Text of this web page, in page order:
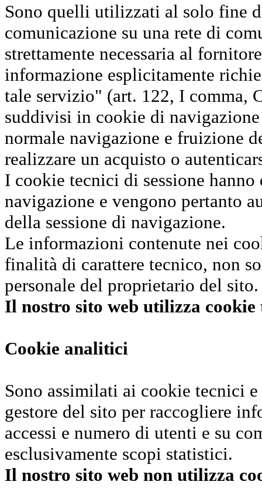
Sono quelli utilizzati al solo fine
comunicazione su una rete di
strettamente necessaria al
informazione esplicitamente
tale servizio" (art. 122, I comma,
suddivisi in cookie di
normale navigazione e fruizione
realizzare un acquisto o
I cookie tecnici di sessione
navigazione e vengono pertanto
della sessione di navigazione.
Le informazioni contenute nei
finalità di carattere tecnico, non
personale del proprietario del sito.
Il nostro sito web utilizza cookie
Cookie analitici
Sono assimilati ai cookie tecnici
gestore del sito per raccogliere
accessi e numero di utenti e su
esclusivamente scopi statistici.
Il nostro sito web non utilizza